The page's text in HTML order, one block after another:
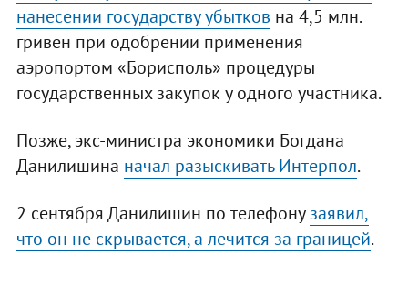
нанесении государству убытков на 4,5 млн.
гривен при одобрении применения
аэропортом «Борисполь» процедуры
государственных закупок у одного участника.
Позже, экс-министра экономики Богдана
Данилишина начал разыскивать Интерпол.
2 сентября Данилишин по телефонузаявил,
что он не скрывается, а лечится за границей.